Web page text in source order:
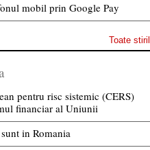
mobil prin Google Pay
Toate
pentru risc sistemic (CERS)
financiar al Uniunii
in Romania